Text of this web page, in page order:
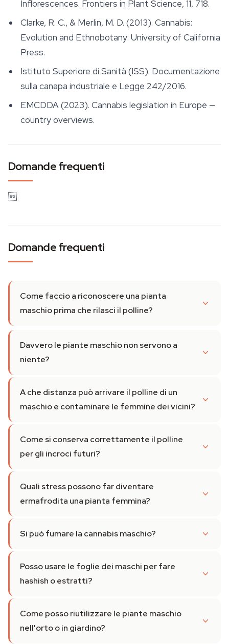
Inflorescences. Frontiers in Plant Science, 11, 718.
Clarke, R. C., & Merlin, M. D. (2013). Cannabis:
Evolution and Ethnobotany. University of California
Press.
Istituto Superiore di Sanità (ISS). Documentazione
sulla canapa industriale e Legge 242/2016.
EMCDDA (2023). Cannabis legislation in Europe —
country overviews.
Domande frequenti

Domande frequenti
Come faccio a riconoscere una pianta
maschio prima che rilasci il polline?
Davvero le piante maschio non servono a
niente?
A che distanza può arrivare il polline di un
maschio e contaminare le femmine dei vicini?
Come si conserva correttamente il polline
per gli incroci futuri?
Quali stress possono far diventare
ermafrodita una pianta femmina?
Si può fumare la cannabis maschio?
Posso usare le foglie dei maschi per fare
hashish o estratti?
Come posso riutilizzare le piante maschio
nell'orto o in giardino?